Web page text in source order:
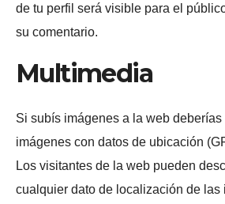
de tu perfil será visible para el
su comentario.
Multimedia
Si subís imágenes a la web deberías
imágenes con datos de ubicación
Los visitantes de la web pueden
cualquier dato de localización de las